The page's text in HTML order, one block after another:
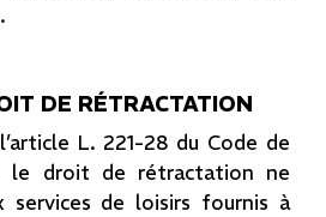
DE RÉTRACTATION
L. 221-28 du Code de
le droit de rétractation ne
services de loisirs fournis à